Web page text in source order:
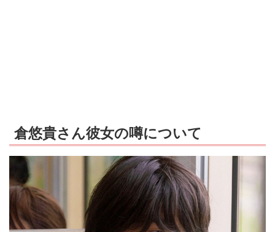
倉悠貴さん彼女の噂について